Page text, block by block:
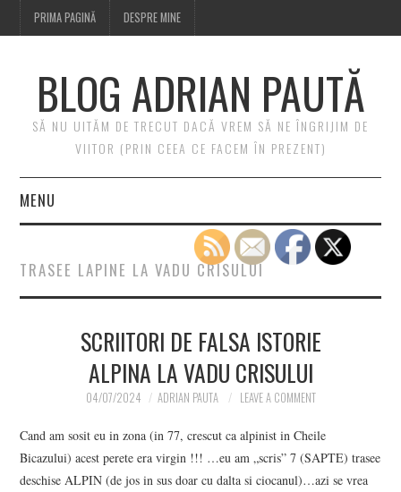
PRIMA PAGINĂ DESPRE MINE
BLOG ADRIAN PAUTĂ
SĂ NU UITĂM DE TRECUT DACĂ VREM SĂ NE ÎNGRIJIM DE
VIITOR (PRIN CEEA CE FACEM ÎN PREZENT)
MENU
DESPRE MINE
TRASEE LAPINE LA VADU CRISULUI
SCRIITORI DE FALSA ISTORIE
ALPINA LA VADU CRISULUI
04/07/2024 ADRIAN PAUTA LEAVE A COMMENT
Cand am sosit eu in zona (in 77, crescut ca alpinist in Cheile
Bicazului) acest perete era virgin !!! …eu am „scris” 7 (SAPTE) trasee
deschise ALPIN (de jos in sus doar cu dalta si ciocanul)…azi se vrea